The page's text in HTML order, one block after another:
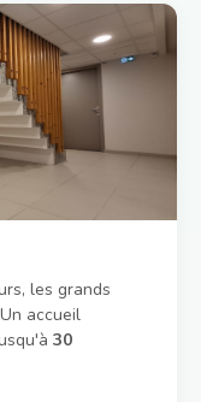
les grands
accueil
30